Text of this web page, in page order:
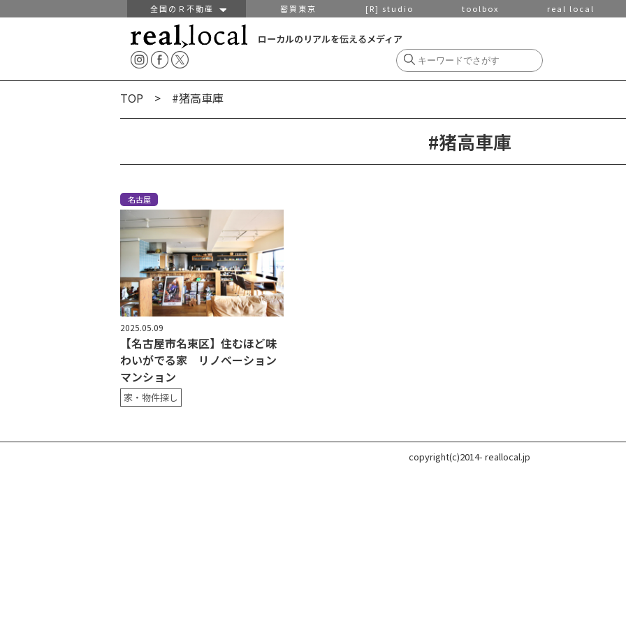
全国のＲ不動産 密買東京 [R] studio toolbox real local
ローカルのリアルを伝えるメディア
TOP > #猪高車庫
#猪高車庫
名古屋
2025.05.09
【名古屋市名東区】住むほど味
わいがでる家 リノベーション
マンション
家・物件探し
copyright(c)2014- reallocal.jp